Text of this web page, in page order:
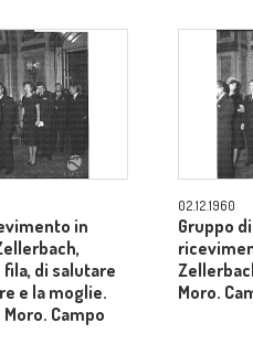
in
di salutare
e la moglie.
Campo
02.12.1960
Gruppo
Moro.